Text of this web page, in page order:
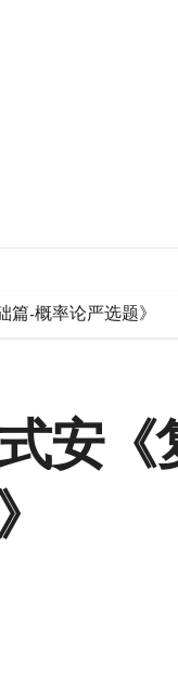
篇-概率论严选题》
安《